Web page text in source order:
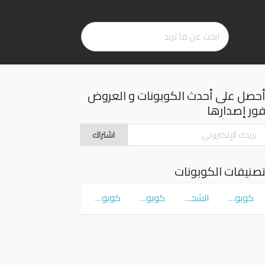
أحصل على أحدث الكوبونات و العروض
فور إصدارها
اشتراك
تصنيفات الكوبونات
كوبونات و عروض سوق كوم الشحن المجاني كوبونات و عروض نمشي Namshi كوبونات و عروض نون Noon